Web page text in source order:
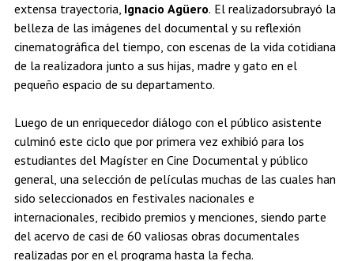
extensa trayectoria, Ignacio Agüero. El realizadorsubrayó la
belleza de las imágenes del documental y su reflexión
cinematográfica del tiempo, con escenas de la vida cotidiana
de la realizadora junto a sus hijas, madre y gato en el
pequeño espacio de su departamento.
Luego de un enriquecedor diálogo con el público asistente
culminó este ciclo que por primera vez exhibió para los
estudiantes del Magíster en Cine Documental y público
general, una selección de películas muchas de las cuales han
sido seleccionados en festivales nacionales e
internacionales, recibido premios y menciones, siendo parte
del acervo de casi de 60 valiosas obras documentales
realizadas por en el programa hasta la fecha.